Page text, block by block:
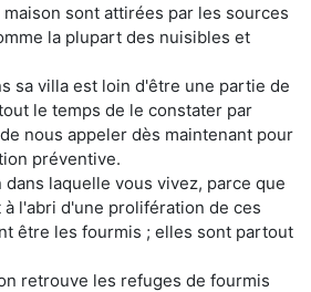
sont attirées par les sources
la plupart des nuisibles et
sa villa est loin d'être une partie de
le temps de le constater par
nous appeler dès maintenant pour
préventive.
laquelle vous vivez, parce que
l'abri d'une prolifération de ces
être les fourmis ; elles sont partout
retrouve les refuges de fourmis